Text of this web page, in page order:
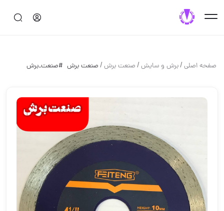
صفحه اصلی/برش و سايش/صنعت برش/صنعت برش ‌ #صنعت_برش